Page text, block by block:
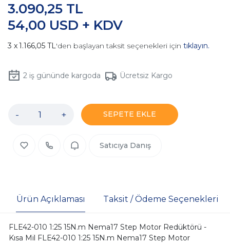
54,00 USD + KDV
3.090,25 TL
1.166,05 TL'den başlayan taksit seçenekleri için tıklayın.
2iş gününde kargoda Ücretsiz Kargo
- + SEPETE EKLE
Satıcıya Danış
Ürün Açıklaması Taksit / Ödeme Seçenekleri
FLE42-010 1:25 15N.m Nema17 Step Motor Redüktörü -
Kısa Mil FLE42-010 1:25 15N.m Nema17 Step Motor